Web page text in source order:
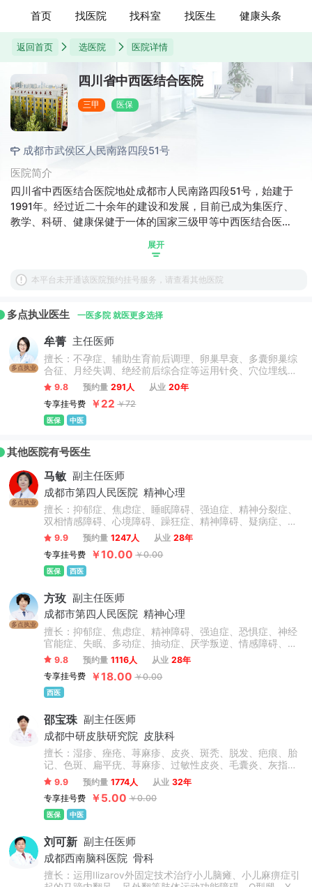
首页 找医院 找科室 找医生 健康头条
返回首页 选医院 医院详情
四川省中西医结合医院
三甲 医保
成都市武侯区人民南路四段51号
医院简介
四川省中西医结合医院地处成都市人民南路四段51号，始建于
1991年。经过近二十余年的建设和发展，目前已成为集医疗、
教学、科研、健康保健于一体的国家三级甲等中西医结合医
展开
本平台未开通该医院预约挂号服务，请查看其他医院
多点执业医生 一医多院 就医更多选择
多点执业
牟菁 主任医师
擅长：不孕症、辅助生育前后调理、卵巢早衰、多囊卵巢综
合征、月经失调、绝经前后综合症等运用针灸、穴位埋线及
中西医结合治疗各类妇科疾病，擅长药膳及茶饮养生。主要
研究方向：穴位埋线联合中药及外治法治疗卵巢功能减退、
卵巢早衰、多囊卵巢综合征、肥胖及相关代谢综合征。
9.8 预约量 291人 从业 20年
专享挂号费
￥22 ￥72
医保 中医
其他医院有号医生
多点执业
马敏 副主任医师
成都市第四人民医院 精神心理
擅长：抑郁症、焦虑症、睡眠障碍、强迫症、精神分裂症、
双相情感障碍、心境障碍、躁狂症、精神障碍、疑病症、人
格障碍、妄想症、应激障碍、神经官能症等，尤其擅长儿童
青少年心理障碍、精神障碍及情绪障碍的心理治疗、物理治
疗、药物治疗等。
9.9 预约量 1247人 从业 28年
专享挂号费
￥10.00 ￥0.00
医保 西医
多点执业
方玫 副主任医师
成都市第四人民医院 精神心理
擅长：抑郁症、焦虑症、精神障碍、强迫症、恐惧症、神经
官能症、失眠、多动症、抽动症、厌学叛逆、情感障碍、幻
听、疑病症、躯体症状障碍、头晕头痛、植物神经紊乱、成
瘾心理、厌食症等多种状况。在治疗方面，尤其擅长结合药
物治疗与个性化物理综合疗法，效果显著。同时，针对厌
学、叛逆、学习困难、注意缺陷多动障碍、情感障碍及情绪
务。
9.8 预约量 1116人 从业 28年
专享挂号费
￥18.00 ￥0.00
西医
邵宝珠 副主任医师
成都中研皮肤研究院
皮肤科
擅长：湿疹、痤疮、荨麻疹、皮炎、斑秃、脱发、疤痕、胎
记、色斑、扁平疣、荨麻疹、过敏性皮炎、毛囊炎、灰指
甲、带状疱疹后遗症、趾疣、酒糟鼻、白癜风、银屑病、鱼
鳞病、皮肤瘙痒症、毛周角化、玫瑰糠疹.淀粉样变等。
9.9 预约量 1774人 从业 32年
专享挂号费
￥5.00 ￥0.00
医保 中医
刘可新 副主任医师
成都西南脑科医院 骨科
擅长：运用Ilizarov外固定技术治疗小儿脑瘫、小儿麻痹症引